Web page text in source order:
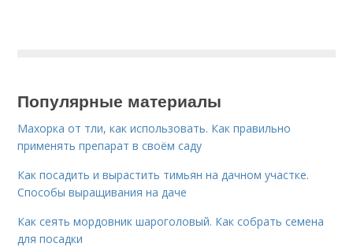
Популярные материалы
Махорка от тли, как использовать. Как правильно
применять препарат в своём саду
Как посадить и вырастить тимьян на дачном участке.
Способы выращивания на даче
Как сеять мордовник шароголовый. Как собрать семена
для посадки